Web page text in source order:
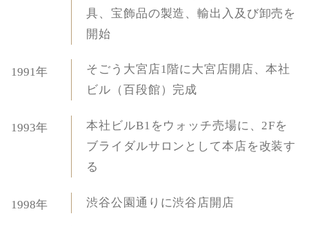
具、宝飾品の製造、輸出入及び卸売を
開始
1991年
そごう大宮店1階に大宮店開店、本社
ビル（百段館）完成
1993年
本社ビルB1をウォッチ売場に、2Fを
ブライダルサロンとして本店を改装す
る
1998年 渋谷公園通りに渋谷店開店